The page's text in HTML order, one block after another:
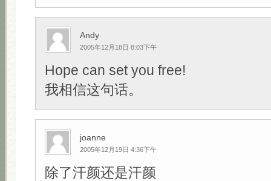
Andy
2005年12月18日 8:03下午
Hope can set you free!
我相信这句话。
joanne
2005年12月19日 4:36下午
除了汗颜还是汗颜